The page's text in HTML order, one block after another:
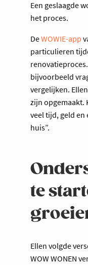
Een geslaagde
het proces.
DeWOWIE-app
particulieren
bijvoorbeeld
vergelijken.
zijn opgemaakt.
veel tijd, geld en
huis”.
te
Ellen volgde
WOW WONEN